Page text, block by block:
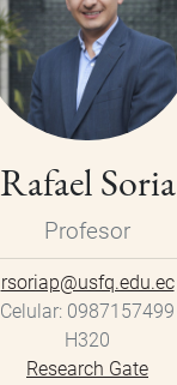
Rafael Soria
Profesor
rsoriap@usfq.edu.ec
Celular 0987157499
H320
Research Gate